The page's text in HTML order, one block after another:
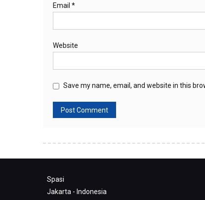
Email *
Website
Save my name, email, and website in this
Spasi
Jakarta - Indonesia